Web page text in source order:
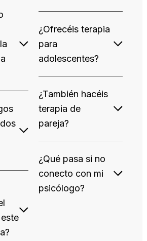
¿Ofrecéis terapia
para
adolescentes?
¿También hacéis
terapia de
pareja?
¿Qué pasa si no
conecto con mi
psicólogo?